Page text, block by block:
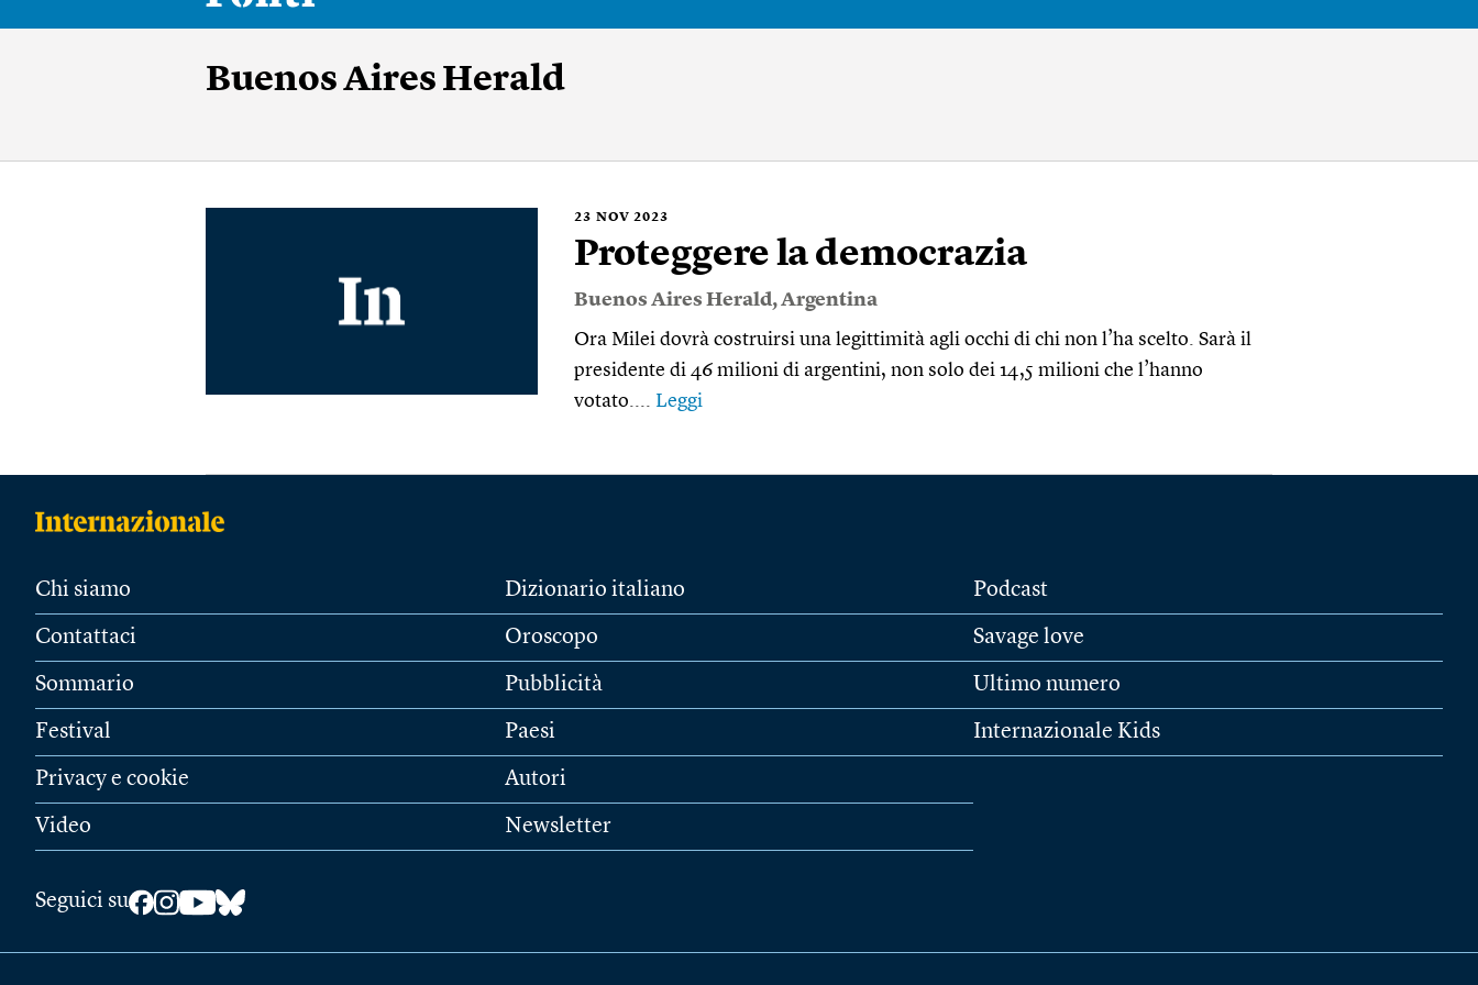
Buenos Aires Herald
23 NOV 2023
Proteggere la democrazia
Buenos Aires Herald,Argentina
Ora Milei dovrà costruirsi una legittimità agli occhi di chi non l’ha scelto. Sarà il
presidente di 46 milioni di argentini, non solo dei 14,5 milioni che l’hanno
votato.... Leggi
Chi siamo
Contattaci
Sommario
Festival
Privacy e cookie
Video
Dizionario italiano
Oroscopo
Pubblicità
Paesi
Autori
Newsletter
Podcast
Savage love
Ultimo numero
Internazionale Kids
Seguici su